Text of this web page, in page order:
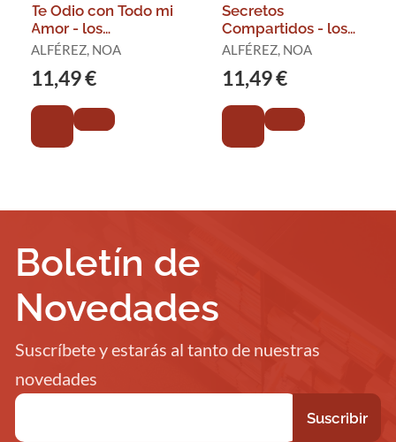
Te Odio con Todo mi
Amor - los
Greeenwood I
ALFÉREZ, NOA
11,49 €
Secretos
Compartidos - los
Greenwood Ii
ALFÉREZ, NOA
11,49 €
Boletín de
Novedades
Suscríbete y estarás al tanto de nuestras
novedades